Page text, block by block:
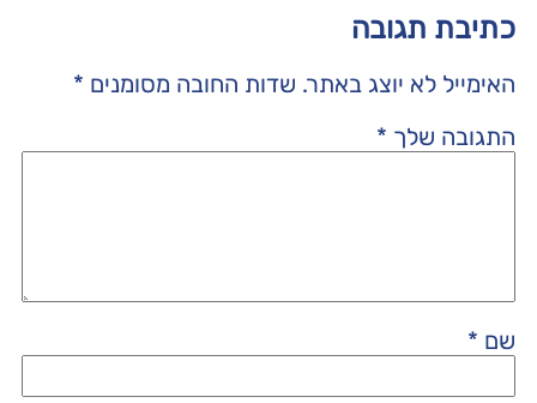
כתיבת תגובה
האימייל לא יוצג באתר. שדות החובה מסומנים *
התגובה שלך *
שם *